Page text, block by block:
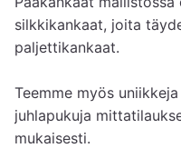
silkkikankaat, joita
paljettikankaat.
Teemme myös
juhlapukuja
mukaisesti.